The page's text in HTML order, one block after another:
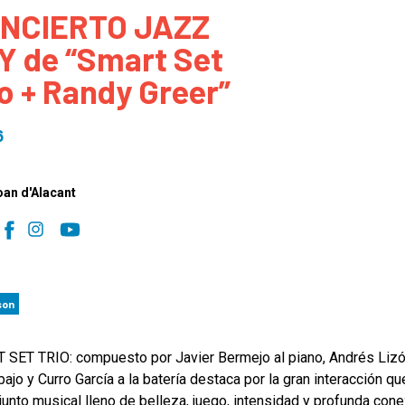
to Participate
Our Community
Day Organizers
Day Logos, Playlists & Promos
Photos
Poster Gallery
JAZZ
de “Smart Set
+ Randy Greer”
d'Alacant
SET TRIO: compuesto por Javier Bermejo al piano, Andrés
y Curro García a la batería destaca por la gran interacción
musical lleno de belleza, juego, intensidad y profunda